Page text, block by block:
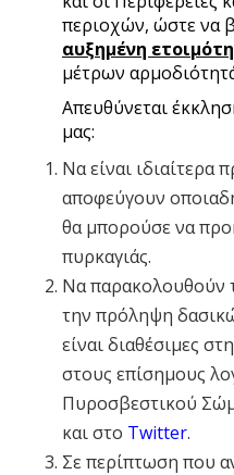
περιοχών, ώστε να
αυξημένη
μέτρων
Απευθύνεται
μας:
Να είναι ιδιαίτερα
αποφεύγουν
θα μπορούσε να
πυρκαγιάς.
Να παρακολουθούν
την πρόληψη
είναι διαθέσιμες
στους επίσημους
Πυροσβεστικού
και στο Twitter.
Σε περίπτωση που